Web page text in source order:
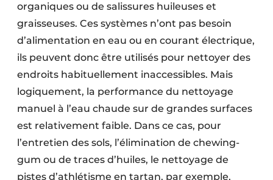
organiques ou de salissures huileuses et
graisseuses. Ces systèmes n’ont pas besoin
d’alimentation en eau ou en courant électrique,
ils peuvent donc être utilisés pour nettoyer des
endroits habituellement inaccessibles. Mais
logiquement, la performance du nettoyage
manuel à l’eau chaude sur de grandes surfaces
est relativement faible. Dans ce cas, pour
l’entretien des sols, l’élimination de chewing-
gum ou de traces d’huiles, le nettoyage de
pistes d’athlétisme en tartan, par exemple,